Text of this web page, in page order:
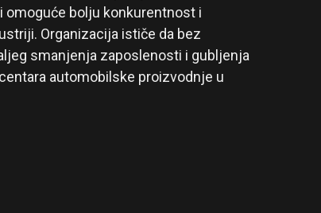
bolju konkurentnost i
Organizacija ističe da bez
smanjenja zaposlenosti i gubljenja
automobilske proizvodnje u